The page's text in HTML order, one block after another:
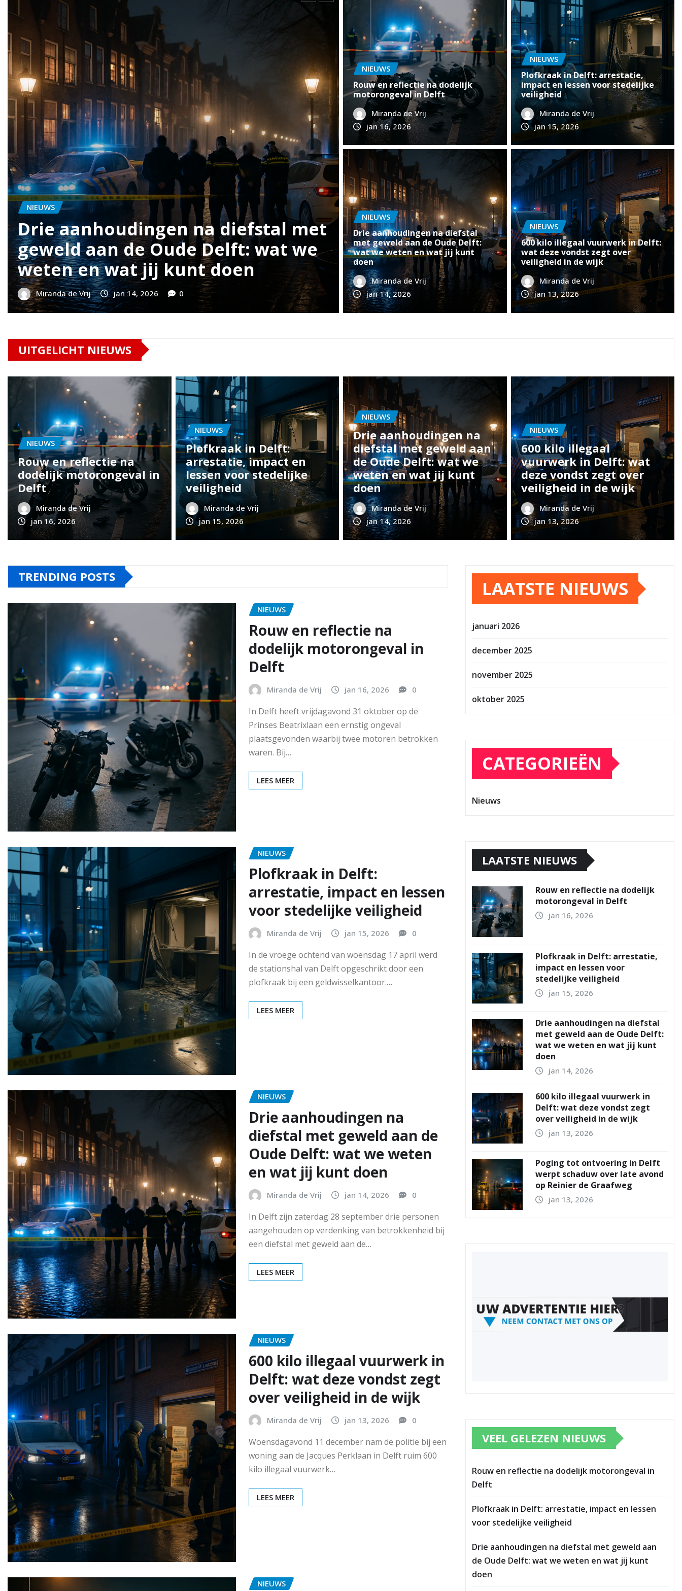
in Delft:
NIEUWS
Poging tot ontvoering in Delft
werpt schaduw over late avond op
Reinier de Graafweg
Miranda de Vrij jan 13, 2026 0
NIEUWS
Rouw en reflectie na
motorongeval in Delft
Miranda de Vrij jan 16, 2026 0
NIEUWS
Rouw en reflectie na dodelijk
motorongeval in Delft
Miranda de Vrij
jan 16, 2026
NIEUWS
Plofkraak in Delft: arrestatie,
impact en lessen voor stedelijke
veiligheid
Miranda de Vrij
jan 15, 2026
NIEUWS
Drie aanhoudingen na diefstal
met geweld aan de Oude Delft:
wat we weten en wat jij kunt
doen
Miranda de Vrij
jan 14, 2026
NIEUWS
600 kilo illegaal vuurwerk in Delft:
wat deze vondst zegt over
veiligheid in de wijk
Miranda de Vrij
jan 13, 2026
UITGELICHT NIEUWS
NIEUWS
Rouw en reflectie na
dodelijk motorongeval in
Delft
Miranda de Vrij
jan 16, 2026
NIEUWS
Plofkraak in Delft:
arrestatie, impact en
lessen voor stedelijke
veiligheid
Miranda de Vrij
jan 15, 2026
NIEUWS
Drie aanhoudingen na
diefstal met geweld aan
de Oude Delft: wat we
weten en wat jij kunt
doen
Miranda de Vrij
jan 14, 2026
NIEUWS
600 kilo illegaal
vuurwerk in Delft: wat
deze vondst zegt over
veiligheid in de wijk
Miranda de Vrij
jan 13, 2026
TRENDING POSTS
NIEUWS
Rouw en reflectie na
dodelijk motorongeval in
Delft
Miranda de Vrij jan 16, 2026 0
In Delft heeft vrijdagavond 31 oktober op de
Prinses Beatrixlaan een ernstig ongeval
plaatsgevonden waarbij twee motoren betrokken
waren. Bij…
LEES MEER
NIEUWS
Plofkraak in Delft:
arrestatie, impact en lessen
voor stedelijke veiligheid
Miranda de Vrij jan 15, 2026 0
In de vroege ochtend van woensdag 17 april werd
de stationshal van Delft opgeschrikt door een
plofkraak bij een geldwisselkantoor.…
LEES MEER
NIEUWS
Drie aanhoudingen na
diefstal met geweld aan de
Oude Delft: wat we weten
en wat jij kunt doen
Miranda de Vrij jan 14, 2026 0
In Delft zijn zaterdag 28 september drie personen
aangehouden op verdenking van betrokkenheid bij
een diefstal met geweld aan de…
LEES MEER
NIEUWS
600 kilo illegaal vuurwerk in
Delft: wat deze vondst zegt
over veiligheid in de wijk
Miranda de Vrij jan 13, 2026 0
Woensdagavond 11 december nam de politie bij een
woning aan de Jacques Perklaan in Delft ruim 600
kilo illegaal vuurwerk…
LEES MEER
NIEUWS
LAATSTE NIEUWS
januari 2026
december 2025
november 2025
oktober 2025
CATEGORIEËN
Nieuws
LAATSTE NIEUWS
Rouw en reflectie na dodelijk
motorongeval in Delft
jan 16, 2026
Plofkraak in Delft: arrestatie,
impact en lessen voor
stedelijke veiligheid
jan 15, 2026
Drie aanhoudingen na diefstal
met geweld aan de Oude Delft:
wat we weten en wat jij kunt
doen
jan 14, 2026
600 kilo illegaal vuurwerk in
Delft: wat deze vondst zegt
over veiligheid in de wijk
jan 13, 2026
Poging tot ontvoering in Delft
werpt schaduw over late avond
op Reinier de Graafweg
jan 13, 2026
VEEL GELEZEN NIEUWS
Rouw en reflectie na dodelijk motorongeval in
Delft
Plofkraak in Delft: arrestatie, impact en lessen
voor stedelijke veiligheid
Drie aanhoudingen na diefstal met geweld aan
de Oude Delft: wat we weten en wat jij kunt
doen